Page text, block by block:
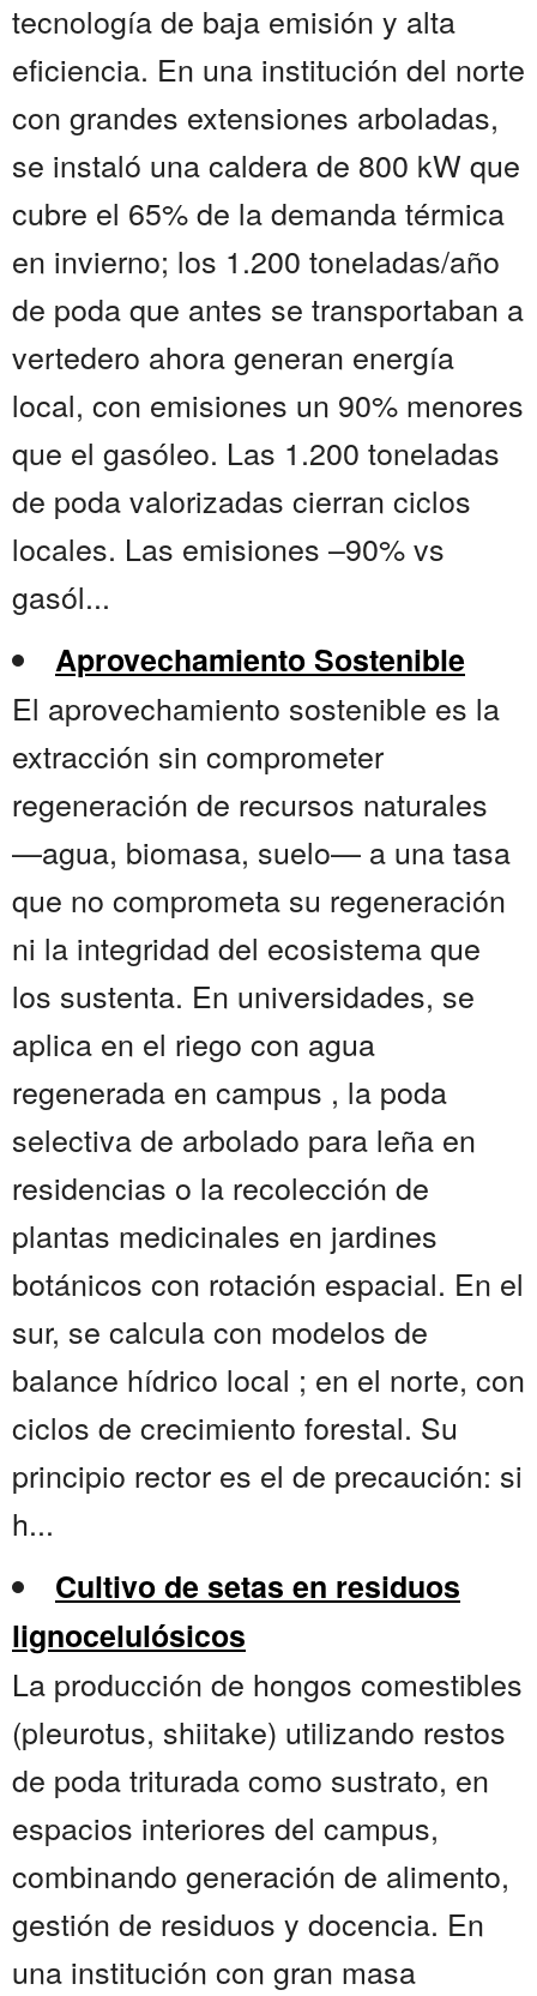
tecnología de baja emisión y alta
eficiencia. En una institución del norte
con grandes extensiones arboladas,
se instaló una caldera de 800 kW que
cubre el 65% de la demanda térmica
en invierno; los 1.200 toneladas/año
de poda que antes se transportaban a
vertedero ahora generan energía
local, con emisiones un 90% menores
que el gasóleo. Las 1.200 toneladas
de poda valorizadas cierran ciclos
locales. Las emisiones –90% vs
gasól...
Aprovechamiento Sostenible
El aprovechamiento sostenible es la
extracción sin comprometer
regeneración de recursos naturales
—agua, biomasa, suelo— a una tasa
que no comprometa su regeneración
ni la integridad del ecosistema que
los sustenta. En universidades, se
aplica en el riego con agua
regenerada en campus , la poda
selectiva de arbolado para leña en
residencias o la recolección de
plantas medicinales en jardines
botánicos con rotación espacial. En el
sur, se calcula con modelos de
balance hídrico local ; en el norte, con
ciclos de crecimiento forestal. Su
principio rector es el de precaución: si
h...
Cultivo de setas en residuos
lignocelulósicos
La producción de hongos comestibles
(pleurotus, shiitake) utilizando restos
de poda triturada como sustrato, en
espacios interiores del campus,
combinando generación de alimento,
gestión de residuos y docencia. En
una institución con gran masa